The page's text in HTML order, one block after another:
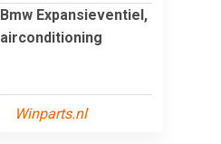
Bmw Expansieventiel,
airconditioning
Winparts.nl